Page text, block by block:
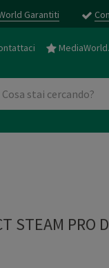
Garantiti
STEAM PRO